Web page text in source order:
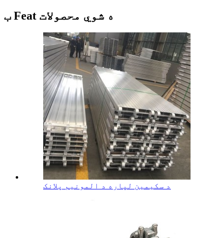
ب Feat ه شوي محصولات
د سکیمین لپاره د المونیم پلانک